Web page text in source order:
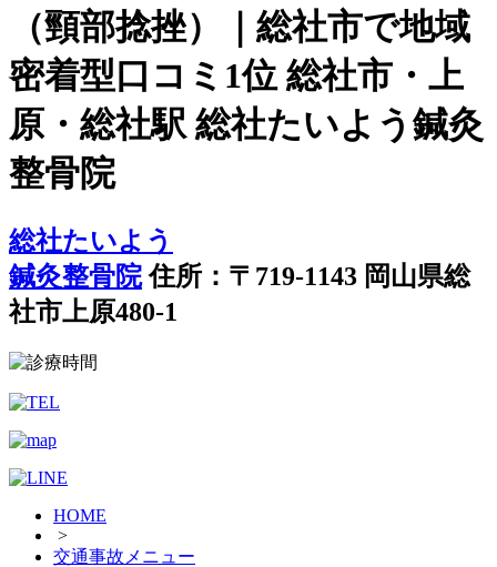
（頸部捻挫）｜総社市で地域
密着型口コミ1位 総社市・上
原・総社駅 総社たいよう鍼灸
整骨院
総社たいよう
鍼灸整骨院 住所：〒719-1143 岡山県総
社市上原480-1
HOME
>
交通事故メニュー